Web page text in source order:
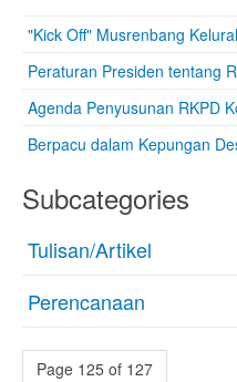
"Kick Off" Musrenbang
Peraturan Presiden tentang
Agenda Penyusunan RKPD
Berpacu dalam Kepungan
Subcategories
Tulisan/Artikel
Perencanaan
Page 125 of 127